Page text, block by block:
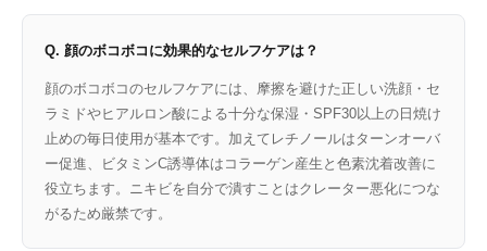
Q. 顔のボコボコに効果的なセルフケアは？
顔のボコボコのセルフケアには、摩擦を避けた正しい洗顔・セ
ラミドやヒアルロン酸による十分な保湿・SPF30以上の日焼け
止めの毎日使用が基本です。加えてレチノールはターンオーバ
ー促進、ビタミンC誘導体はコラーゲン産生と色素沈着改善に
役立ちます。ニキビを自分で潰すことはクレーター悪化につな
がるため厳禁です。